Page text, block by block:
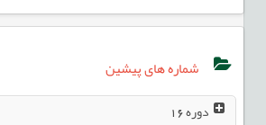
شماره های پیشین
دوره16